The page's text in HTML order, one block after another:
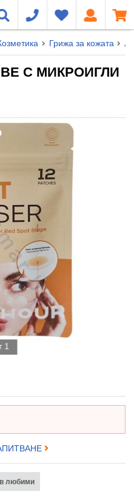
Грижа за кожата
С МИКРОИГЛИ
1
любими